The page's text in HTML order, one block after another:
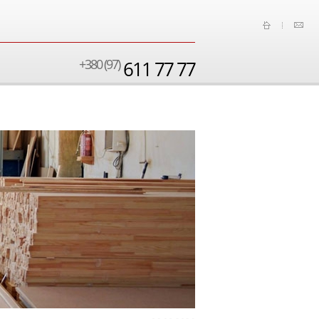
+380 (97)611 77 77